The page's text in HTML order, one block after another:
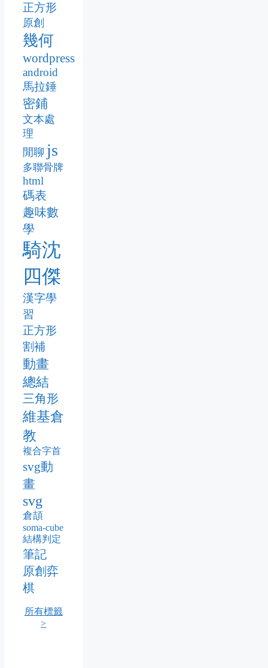
正方形
原創
幾何
wordpress
android
馬拉錘
密鋪
文本處
理
閒聊 js
多聯骨牌
html
碼表
趣味數
學
騎沈
四傑
漢字學
習
正方形
割補
動畫
總結
三角形
維基倉
教
複合字首
svg動
畫
svg
倉頡
soma-cube
結構判定
筆記
原創弈
棋
所有標籤
>